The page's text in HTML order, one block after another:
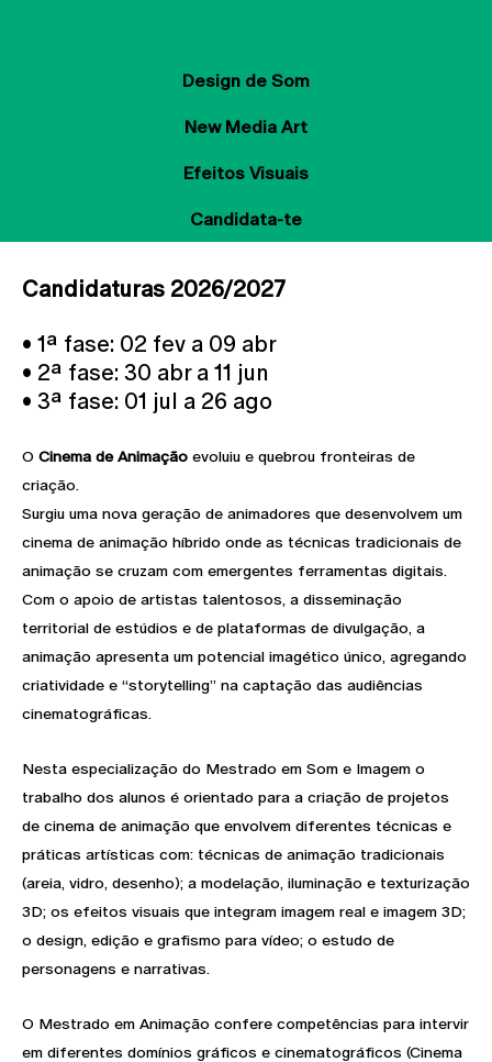
Design de Som
New Media Art
Efeitos Visuais
Candidata-te
Candidaturas 2026/2027
• 1ª fase: 02 fev a 09 abr
• 2ª fase: 30 abr a 11 jun
• 3ª fase: 01 jul a 26 ago
O Cinema de Animação evoluiu e quebrou fronteiras de
criação.
Surgiu uma nova geração de animadores que desenvolvem um
cinema de animação híbrido onde as técnicas tradicionais de
animação se cruzam com emergentes ferramentas digitais.
Com o apoio de artistas talentosos, a disseminação
territorial de estúdios e de plataformas de divulgação, a
animação apresenta um potencial imagético único, agregando
criatividade e “storytelling” na captação das audiências
cinematográficas.
Nesta especialização do Mestrado em Som e Imagem o
trabalho dos alunos é orientado para a criação de projetos
de cinema de animação que envolvem diferentes técnicas e
práticas artísticas com: técnicas de animação tradicionais
(areia, vidro, desenho); a modelação, iluminação e texturização
3D; os efeitos visuais que integram imagem real e imagem 3D;
o design, edição e grafismo para vídeo; o estudo de
personagens e narrativas.
O Mestrado em Animação confere competências para intervir
em diferentes domínios gráficos e cinematográficos (Cinema